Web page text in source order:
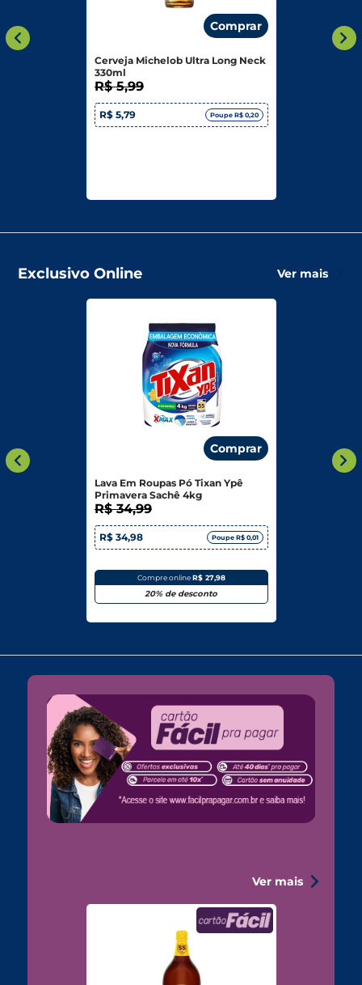
Comprar
Cerveja Michelob Ultra Long Neck
330ml
R$ 5,99
R$ 5,79 Poupe R$ 0,20
Exclusivo Online Ver mais
Comprar
Lava Em Roupas Pó Tixan Ypê
Primavera Sachê 4kg
R$ 34,99
R$ 34,98 Poupe R$ 0,01
Compre onlineR$ 27,98
20% de desconto
Ver mais